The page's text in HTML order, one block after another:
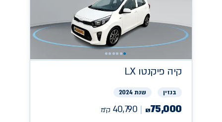
קיה פיקנטו LX
בנזין שנת 2024
₪75,000
40,790 ק״מ